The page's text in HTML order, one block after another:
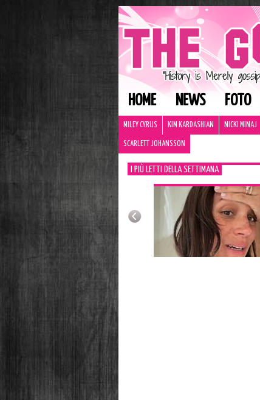
HOME NEWS FOTO
MILEY CYRUS KIM KARDASHIAN NICKI MINAJ
SCARLETT JOHANSSON
I PIÙ LETTI DELLA SETTIMANA